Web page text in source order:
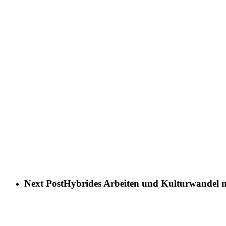
Next PostHybrides Arbeiten und Kulturwandel